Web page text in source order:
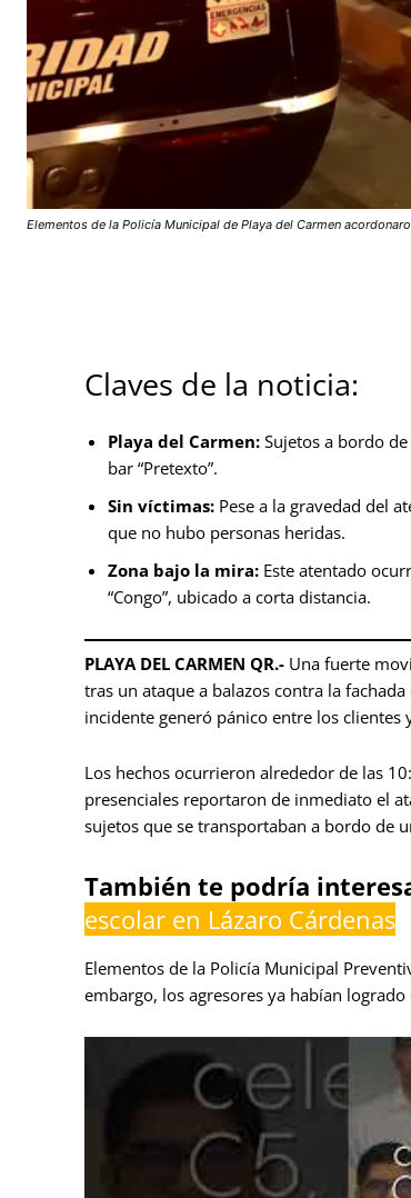
Elementos de la Policía Municipal de Playa del Carmen
Claves de la noticia:
Playa del Carmen: Sujetos a bordo
bar “Pretexto”.
Sin víctimas: Pese a la gravedad del
que no hubo personas heridas.
Zona bajo la mira: Este atentado
“Congo”, ubicado a corta distancia.
PLAYA DEL CARMEN QR.- Una fuerte
tras un ataque a balazos contra la
incidente generó pánico entre los
Los hechos ocurrieron alrededor de las
presenciales reportaron de inmediato el
sujetos que se transportaban a bordo de
También te podría
escolar en Lázaro Cárdenas
Elementos de la Policía Municipal
embargo, los agresores ya habían